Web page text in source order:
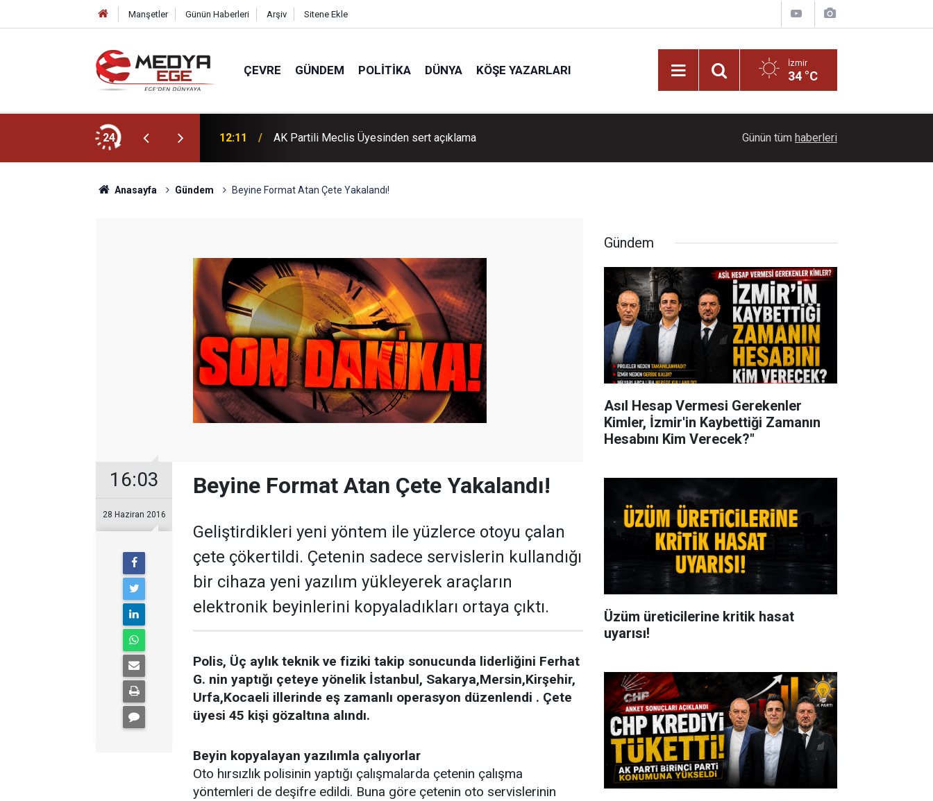
Manşetler Günün Haberleri Arşiv Sitene Ekle
ÇEVRE GÜNDEM POLITIKA DÜNYA KÖŞE YAZARLARI İzmir
34 °C
24
Kongresi'nde konuştu 12:11 AK Partili Meclis Üyesinden sert açıklama Gözde Demirbilek ve Devran İskender aynı
Günün tüm haberleri
Anasayfa Gündem Beyine Format Atan Çete Yakalandı!
16:03
28 Haziran 2016
Beyine Format Atan Çete Yakalandı!
Geliştirdikleri yeni yöntem ile yüzlerce otoyu çalan
çete çökertildi. Çetenin sadece servislerin kullandığı
bir cihaza yeni yazılım yükleyerek araçların
elektronik beyinlerini kopyaladıkları ortaya çıktı.
Polis, Üç aylık teknik ve fiziki takip sonucunda liderliğini Ferhat
G. nin yaptığı çeteye yönelik İstanbul, Sakarya,Mersin,Kirşehir,
Urfa,Kocaeli illerinde eş zamanlı operasyon düzenlendi . Çete
üyesi 45 kişi gözaltına alındı.
Beyin kopyalayan yazılımla çalıyorlar
Oto hırsızlık polisinin yaptığı çalışmalarda çetenin çalışma
yöntemleri de deşifre edildi. Buna göre çetenin oto servislerinin
Gündem
Asıl Hesap Vermesi Gerekenler
Kimler, İzmir'in Kaybettiği Zamanın
Hesabını Kim Verecek?"
Üzüm üreticilerine kritik hasat
uyarısı!